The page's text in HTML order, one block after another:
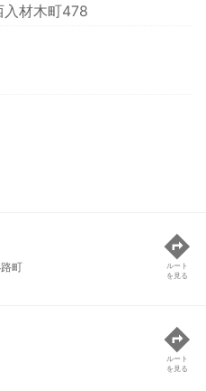
入材木町478
町
ルート
を見る
ルート
を見る